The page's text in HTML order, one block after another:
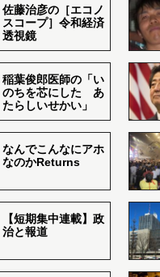
佐藤治彦の［エコノ
スコープ］令和経済
透視鏡
稲葉俊郎医師の「い
のちを芯にした あ
たらしいせかい」
なんでこんなにアホ
なのかReturns
【短期集中連載】政
治と報道